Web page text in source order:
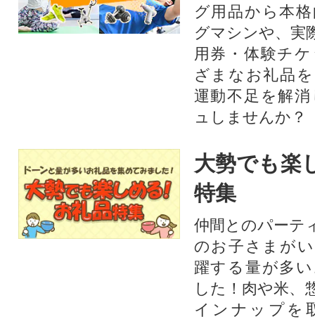
グ用品から本
グマシンや、実
用券・体験チ
ざまなお礼品
運動不足を解
ュしませんか？
大勢でも楽
特集
仲間とのパーテ
のお子さまが
躍する量が多
した！肉や米、
インナップを